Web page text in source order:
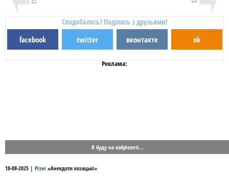
Сподобалось? Поділись з друзьями!
facebook twitter вконтакте ok
Реклама:
Я буду на кабріолеті...
18-08-2025 | Різні «Анекдоти козацькі»